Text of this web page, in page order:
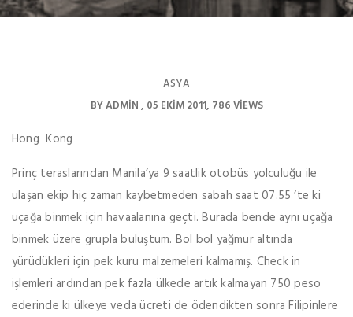
ASYA
BYADMIN 05 EKIM 2011 786 VIEWS
Hong Kong
Prinç teraslarından Manila’ya 9 saatlik otobüs yolculuğu ile
ulaşan ekip hiç zaman kaybetmeden sabah saat 07.55 ‘te ki
uçağa binmek için havaalanına geçti. Burada bende aynı uçağa
binmek üzere grupla buluştum. Bol bol yağmur altında
yürüdükleri için pek kuru malzemeleri kalmamış. Check in
işlemleri ardından pek fazla ülkede artık kalmayan 750 peso
ederinde ki ülkeye veda ücreti de ödendikten sonra Filipinlere